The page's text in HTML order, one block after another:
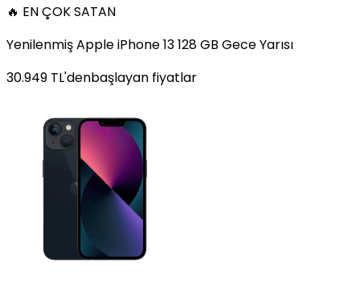
🔥 EN ÇOK SATAN
Yenilenmiş Apple iPhone 13 128 GB Gece Yarısı
30.949 TL'denbaşlayan fiyatlar